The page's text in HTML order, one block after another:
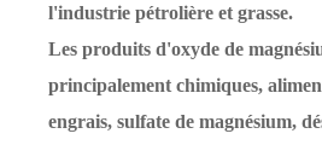
l'industrie pétrolière et grasse.
Les produits d'oxyde de
principalement chimiques,
engrais, sulfate de magnésium,